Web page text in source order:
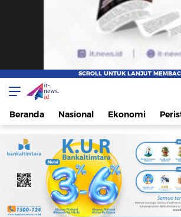
IT-NEWS
Update Cepat, Cerdas, dan
Beranda Nasional Ekonomi